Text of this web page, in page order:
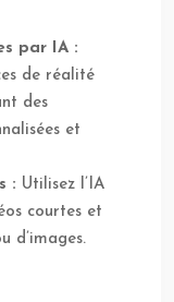
par IA :
de réalité
des
et
: Utilisez l’IA
courtes et
d’images.